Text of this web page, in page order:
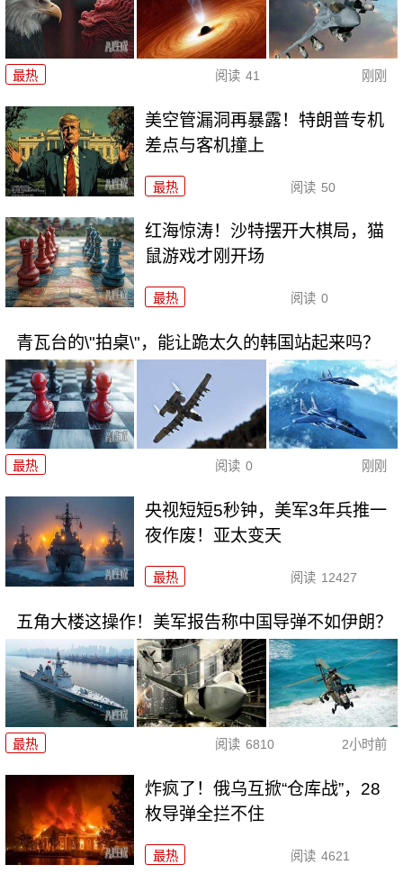
最热 阅读 41 刚刚
美空管漏洞再暴露！特朗普专机
差点与客机撞上
最热 阅读 50
红海惊涛！沙特摆开大棋局，猫
鼠游戏才刚开场
最热 阅读 0
青瓦台的\"拍桌\"，能让跪太久的韩国站起来吗？
最热 阅读 0 刚刚
央视短短5秒钟，美军3年兵推一
夜作废！亚太变天
最热 阅读 12427
五角大楼这操作！美军报告称中国导弹不如伊朗？
最热 阅读 6810 2小时前
炸疯了！俄乌互掀“仓库战”，28
枚导弹全拦不住
最热 阅读 4621